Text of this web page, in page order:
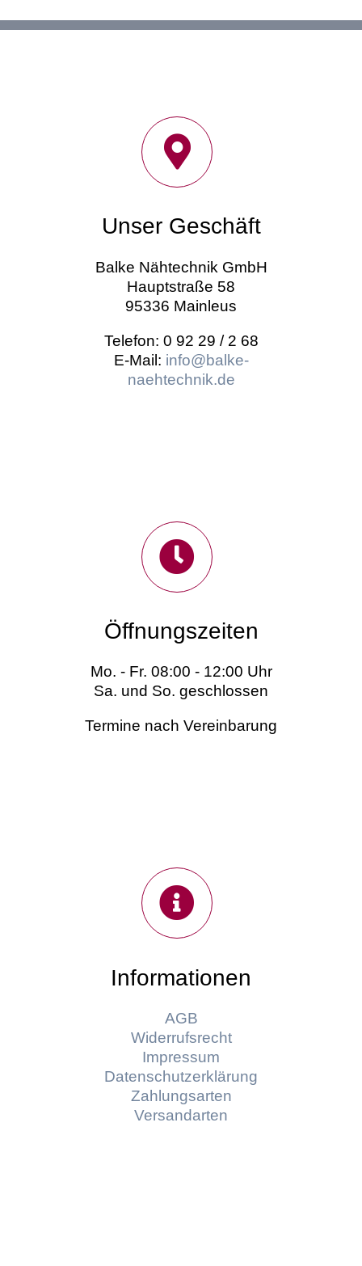
Unser Geschäft
Balke Nähtechnik GmbH
Hauptstraße 58
95336 Mainleus
Telefon: 0 92 29 / 2 68
E-Mail: info@balke-
naehtechnik.de
Öffnungszeiten
Mo. - Fr. 08:00 - 12:00 Uhr
Sa. und So. geschlossen
Termine nach Vereinbarung
Informationen
AGB
Widerrufsrecht
Impressum
Datenschutzerklärung
Zahlungsarten
Versandarten